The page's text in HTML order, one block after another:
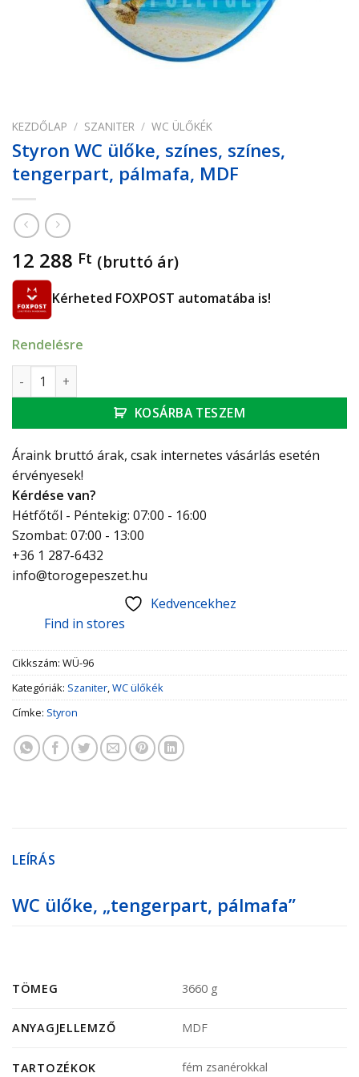
KEZDŐLAP / SZANITER / WC ÜLŐKÉK
Styron WC ülőke, színes, színes,
tengerpart, pálmafa, MDF
12 288 Ft (bruttó ár)
Kérheted FOXPOST automatába is!
Rendelésre
Styron WC ülőke, színes, színes, tengerpart, pálmafa, MDF
KOSÁRBA TESZEM
Áraink bruttó árak, csak internetes vásárlás esetén
érvényesek!
Kérdése van?
Hétfőtől - Péntekig: 07:00 - 16:00
Szombat: 07:00 - 13:00
+36 1 287-6432
info@torogepeszet.hu
Kedvencekhez
Find in stores
Cikkszám: WÜ-96
Kategóriák: Szaniter,WC ülőkék
Címke: Styron
LEÍRÁS
WC ülőke, „tengerpart, pálmafa”
TÖMEG 3660 g
ANYAGJELLEMZŐ MDF
TARTOZÉKOK fém zsanérokkal